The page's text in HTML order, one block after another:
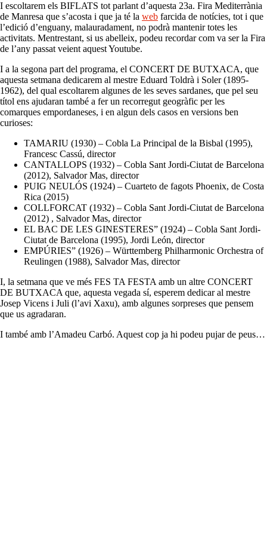
I escoltarem els BIFLATS tot parlant d’aquesta 23a. Fira Mediterrània
de Manresa que s’acosta i que ja té la web farcida de notícies, tot i que
l’edició d’enguany, malauradament, no podrà mantenir totes les
activitats. Mentrestant, si us abelleix, podeu recordar com va ser la Fira
de l’any passat veient aquest Youtube.
I a la segona part del programa, el CONCERT DE BUTXACA, que
aquesta setmana dedicarem al mestre Eduard Toldrà i Soler (1895-
1962), del qual escoltarem algunes de les seves sardanes, que pel seu
títol ens ajudaran també a fer un recorregut geogràfic per les
comarques empordaneses, i en algun dels casos en versions ben
curioses:
TAMARIU (1930) – Cobla La Principal de la Bisbal (1995),
Francesc Cassú, director
CANTALLOPS (1932) – Cobla Sant Jordi-Ciutat de Barcelona
(2012), Salvador Mas, director
PUIG NEULÓS (1924) – Cuarteto de fagots Phoenix, de Costa
Rica (2015)
COLLFORCAT (1932) – Cobla Sant Jordi-Ciutat de Barcelona
(2012) , Salvador Mas, director
EL BAC DE LES GINESTERES” (1924) – Cobla Sant Jordi-
Ciutat de Barcelona (1995), Jordi León, director
EMPÚRIES” (1926) – Württemberg Philharmonic Orchestra of
Reulingen (1988), Salvador Mas, director
I, la setmana que ve més FES TA FESTA amb un altre CONCERT
DE BUTXACA que, aquesta vegada sí, esperem dedicar al mestre
Josep Vicens i Juli (l’avi Xaxu), amb algunes sorpreses que pensem
que us agradaran.
I també amb l’Amadeu Carbó. Aquest cop ja hi podeu pujar de peus…